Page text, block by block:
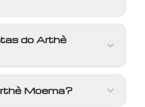
do Arthè
Moema?